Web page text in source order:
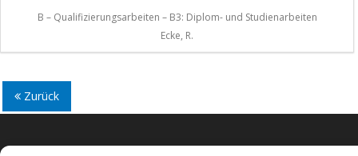
B – Qualifizierungsarbeiten – B3: Diplom- und Studienarbeiten
Ecke, R.
Zurück